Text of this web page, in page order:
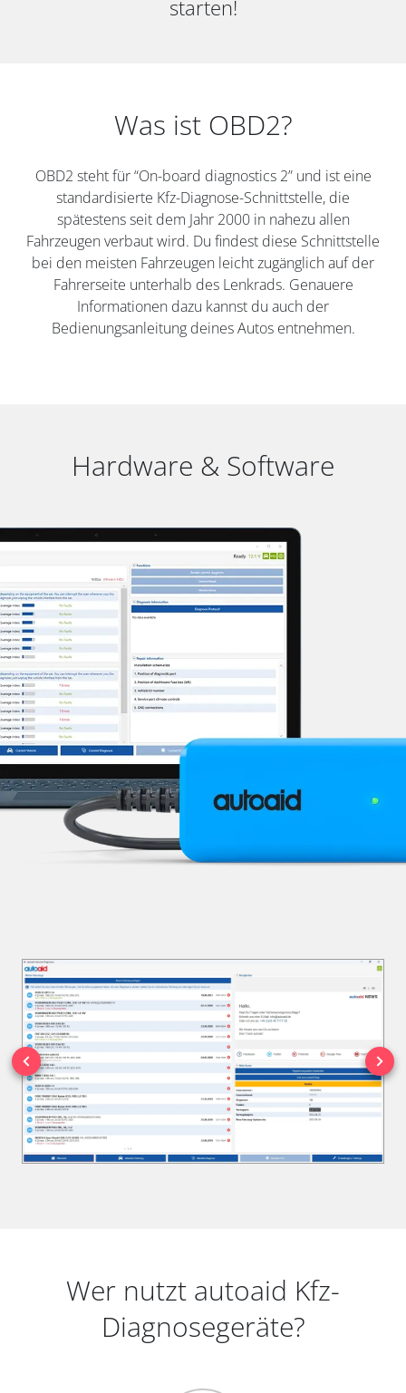
starten!
Was ist OBD2?
OBD2 steht für “On-board diagnostics 2” und ist eine
standardisierte Kfz-Diagnose-Schnittstelle, die
spätestens seit dem Jahr 2000 in nahezu allen
Fahrzeugen verbaut wird. Du findest diese Schnittstelle
bei den meisten Fahrzeugen leicht zugänglich auf der
Fahrerseite unterhalb des Lenkrads. Genauere
Informationen dazu kannst du auch der
Bedienungsanleitung deines Autos entnehmen.
Hardware & Software
Wer nutzt autoaid Kfz-
Diagnosegeräte?